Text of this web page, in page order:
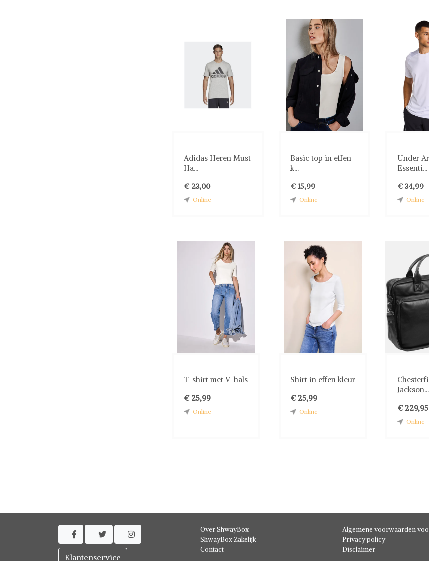
Adidas Heren Must
Ha...
€ 23,00
Online
Basic top in effen
k...
€ 15,99
Online
Under
Essenti...
€ 34,99
Online
T-shirt met V-hals
€ 25,99
Online
Shirt in effen kleur
€ 25,99
Online
Jackson...
€ 229,95
Online
  
Klantenservice
Over ShwayBox
ShwayBox Zakelijk
Contact
Algemene voorwaarden
Privacy policy
Disclaimer